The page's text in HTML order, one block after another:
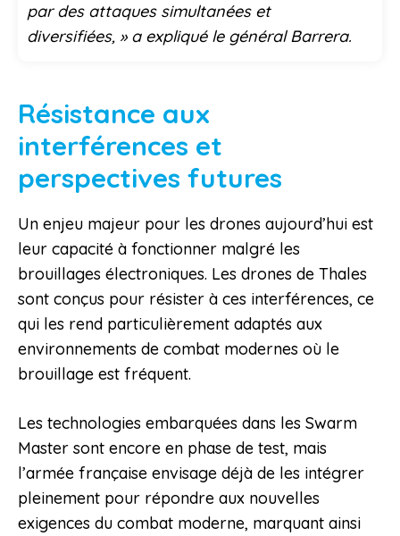
par des attaques simultanées et
diversifiées, » a expliqué le général Barrera.
Résistance aux
interférences et
perspectives futures
Un enjeu majeur pour les drones aujourd’hui est
leur capacité à fonctionner malgré les
brouillages électroniques. Les drones de Thales
sont conçus pour résister à ces interférences, ce
qui les rend particulièrement adaptés aux
environnements de combat modernes où le
brouillage est fréquent.
Les technologies embarquées dans les Swarm
Master sont encore en phase de test, mais
l’armée française envisage déjà de les intégrer
pleinement pour répondre aux nouvelles
exigences du combat moderne, marquant ainsi